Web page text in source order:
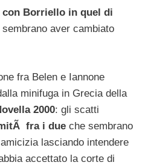
con Borriello in quel di
aver cambiato
fra Belen e Iannone
minifuga in Grecia della
2000: gli scatti
fra i due che sembrano
lasciando intendere
accettato la corte di